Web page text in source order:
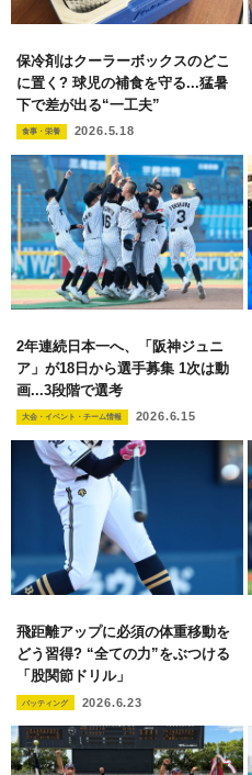
保冷剤はクーラーボックスのどこ
に置く? 球児の補食を守る...猛暑
下で差が出る“一工夫”
食事・栄養 2026.5.18
2年連続日本一へ、「阪神ジュニ
ア」が18日から選手募集 1次は動
画...3段階で選考
大会・イベント・チーム情報 2026.6.15
飛距離アップに必須の体重移動を
どう習得? “全ての力”をぶつける
「股関節ドリル」
バッティング 2026.6.23